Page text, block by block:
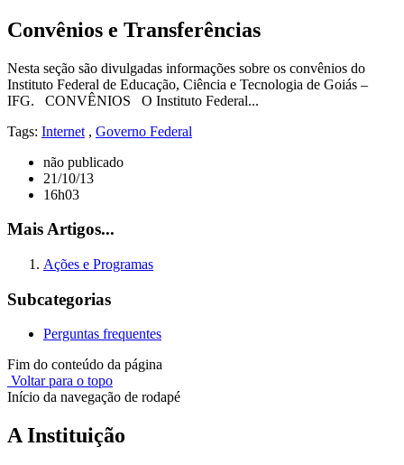
Convênios e Transferências
Nesta seção são divulgadas informações sobre os convênios do
Instituto Federal de Educação, Ciência e Tecnologia de Goiás –
IFG. CONVÊNIOS O Instituto Federal...
Tags: Internet , Governo Federal
não publicado
21/10/13
16h03
Mais Artigos...
Ações e Programas
Subcategorias
Perguntas frequentes
Fim do conteúdo da página
Voltar para o topo
Início da navegação de rodapé
A Instituição